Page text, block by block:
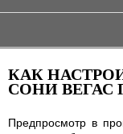
КАК
СОНИ ВЕГАС
Предпросмотр в